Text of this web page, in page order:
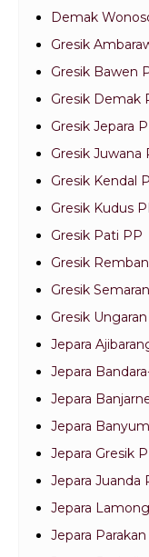
Demak
Gresik
Gresik Bawen
Gresik Demak
Gresik Jepara
Gresik Juwana
Gresik Kendal
Gresik Kudus
Gresik Pati PP
Gresik
Gresik
Gresik
Jepara
Jepara
Jepara
Jepara
Jepara Gresik
Jepara Juanda
Jepara
Jepara